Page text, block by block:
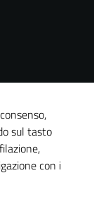
sul tasto
con i